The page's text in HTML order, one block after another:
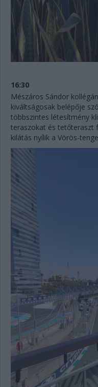
16:30
Mészáros Sándor
kiváltságosak belépője
többszintes létesítmény
teraszokat és tetőteraszt
kilátás nyílik a Vörös-